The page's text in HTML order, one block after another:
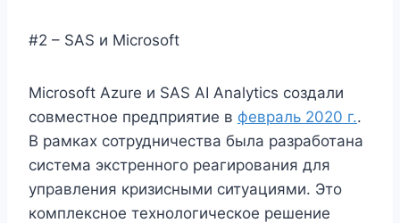
#2 – SAS и Microsoft
Microsoft Azure и SAS AI Analytics создали
совместное предприятие в февраль 2020 г..
В рамках сотрудничества была разработана
система экстренного реагирования для
управления кризисными ситуациями. Это
комплексное технологическое решение